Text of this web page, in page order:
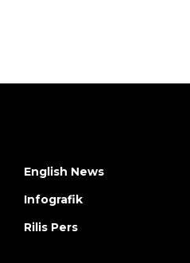
English News
Infografik
Rilis Pers